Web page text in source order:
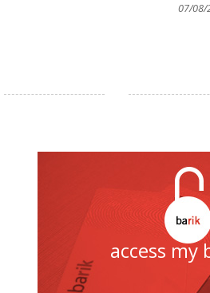
07/08/
access my